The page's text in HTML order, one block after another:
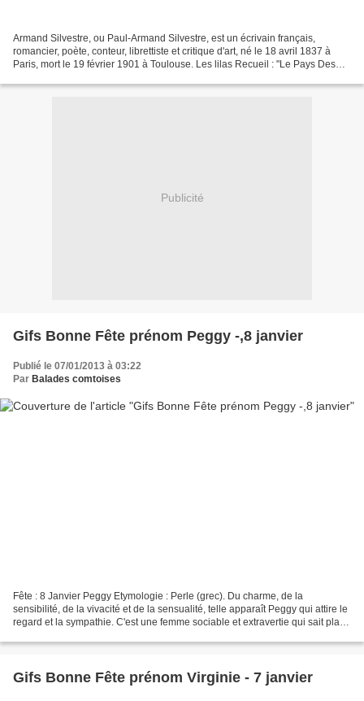
Armand Silvestre, ou Paul-Armand Silvestre, est un écrivain français,
romancier, poète, conteur, librettiste et critique d'art, né le 18 avril 1837 à
Paris, mort le 19 février 1901 à Toulouse. Les lilas Recueil : "Le Pays Des
Publicité
Gifs Bonne Fête prénom Peggy -,8 janvier
Publié le 07/01/2013 à 03:22
Par Balades comtoises
Fête : 8 Janvier Peggy Etymologie : Perle (grec). Du charme, de la
sensibilité, de la vivacité et de la sensualité, telle apparaît Peggy qui attire le
regard et la sympathie. C'est une femme sociable et extravertie qui sait plaire
Gifs Bonne Fête prénom Virginie - 7 janvier